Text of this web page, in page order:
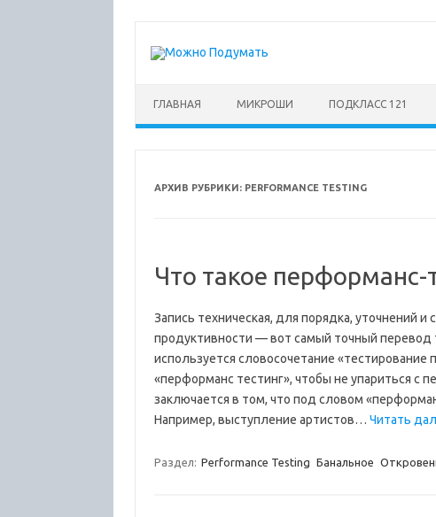
содержимому
ГЛАВНАЯ МИКРОШИ ПОДКЛАСС 121
АРХИВ РУБРИКИ: PERFORMANCE TESTING
Что такое перформанс-
Запись техническая, для порядка, уточнений
продуктивности — вот самый точный перевод
используется словосочетание
«перформанс тестинг», чтобы не упариться с
заключается в том, что под словом
Например, выступление артистов… Читать
Раздел: Performance Testing Банальное